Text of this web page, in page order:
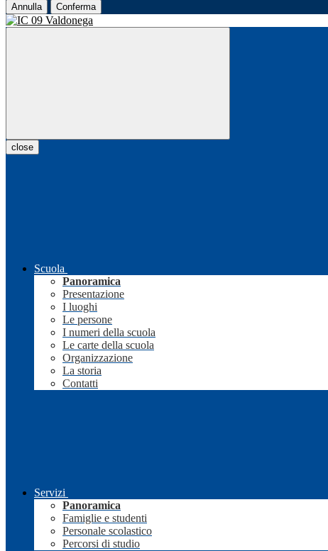
Annulla Conferma
close
Scuola
Panoramica
Presentazione
I luoghi
Le persone
I numeri della scuola
Le carte della scuola
Organizzazione
La storia
Contatti
Servizi
Panoramica
Famiglie e studenti
Personale scolastico
Percorsi di studio